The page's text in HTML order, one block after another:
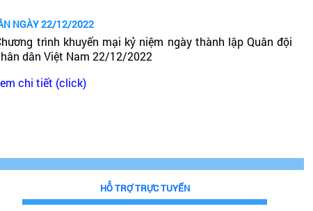
NGÀY 22/12/2022
trình khuyến mại kỷ niệm ngày thành lập Quân đội
dân Việt Nam 22/12/2022
chi tiết (click)
HỖ TRỢ TRỰC TUYẾN